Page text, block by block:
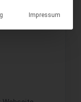
Impressum